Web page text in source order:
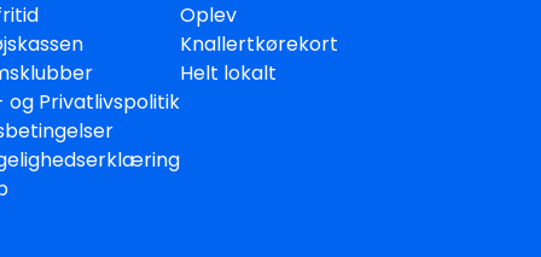
og Privatlivspolitik
Oplev
Knallertkørekort
Helt lokalt